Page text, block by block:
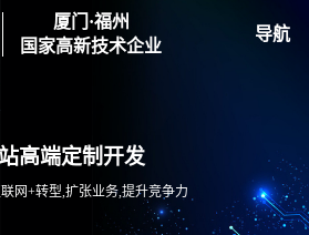
厦门·福州
国家高新技术企业
导航
高端定制开发
网+转型,扩张业务,提升竞争力